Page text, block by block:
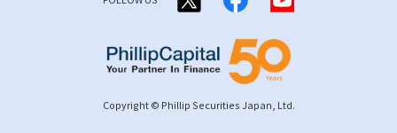
Copyright © Phillip Securities Japan, Ltd.